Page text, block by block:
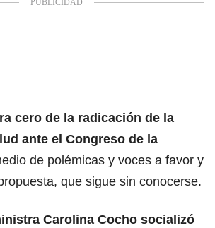
cero de la radicación de la
ante el Congreso de la
de polémicas y voces a favor y
que sigue sin conocerse.
Carolina Cocho socializó